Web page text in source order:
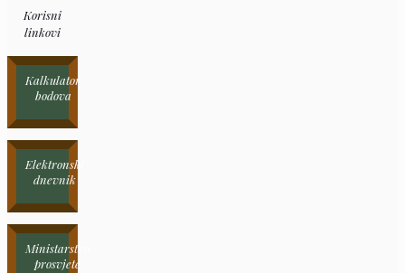
Korisni
linkovi
Kalkulator
bodova
Elektronski
dnevnik
Ministarstvo
prosvjete